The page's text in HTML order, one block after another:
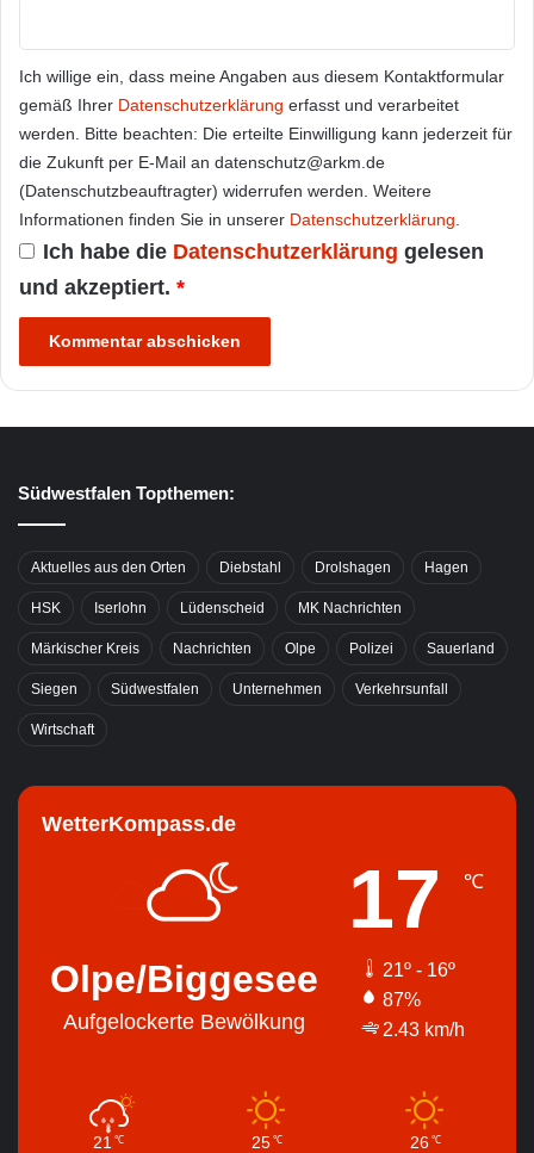
Ich willige ein, dass meine Angaben aus diesem Kontaktformular
gemäß Ihrer Datenschutzerklärung erfasst und verarbeitet
werden. Bitte beachten: Die erteilte Einwilligung kann jederzeit für
die Zukunft per E-Mail an datenschutz@arkm.de
(Datenschutzbeauftragter) widerrufen werden. Weitere
Informationen finden Sie in unserer Datenschutzerklärung
Ich habe die Datenschutzerklärung gelesen
und akzeptiert. *
Südwestfalen Topthemen:
Aktuelles aus den Orten Diebstahl Drolshagen Hagen
HSK Iserlohn Lüdenscheid MK Nachrichten
Märkischer Kreis Nachrichten Olpe Polizei Sauerland
Siegen Südwestfalen Unternehmen Verkehrsunfall
Wirtschaft
WetterKompass.de
Olpe/Biggesee
Aufgelockerte Bewölkung
17 ℃
21º - 16º
87%
2.43 km/h
21 ℃ 25 ℃ 26 ℃